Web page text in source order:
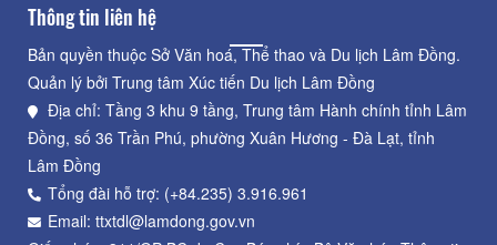
Thông tin liên hệ
Bản quyền thuộc Sở Văn hoá, Thể thao và Du lịch Lâm Đồng.
Quản lý bởi Trung tâm Xúc tiến Du lịch Lâm Đồng
Địa chỉ: Tầng 3 khu 9 tầng, Trung tâm Hành chính tỉnh Lâm
Đồng, số 36 Trần Phú, phường Xuân Hương - Đà Lạt, tỉnh
Lâm Đồng
Tổng đài hỗ trợ: (+84.235) 3.916.961
Email: ttxtdl@lamdong.gov.vn